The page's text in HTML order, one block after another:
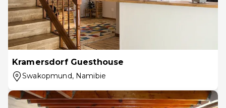
Kramersdorf Guesthouse
Swakopmund, Namibie